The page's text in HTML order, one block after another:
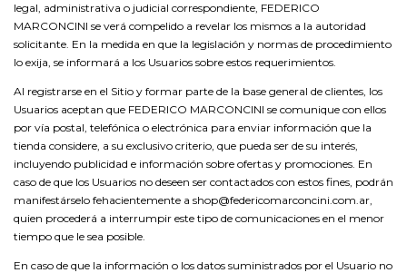
legal, administrativa o judicial correspondiente, FEDERICO
MARCONCINI se verá compelido a revelar los mismos a la autoridad
solicitante. En la medida en que la legislación y normas de procedimiento
lo exija, se informará a los Usuarios sobre estos requerimientos.
Al registrarse en el Sitio y formar parte de la base general de clientes, los
Usuarios aceptan que FEDERICO MARCONCINI se comunique con ellos
por vía postal, telefónica o electrónica para enviar información que la
tienda considere, a su exclusivo criterio, que pueda ser de su interés,
incluyendo publicidad e información sobre ofertas y promociones. En
caso de que los Usuarios no deseen ser contactados con estos fines, podrán
manifestárselo fehacientemente a shop@federicomarconcini.com.ar,
quien procederá a interrumpir este tipo de comunicaciones en el menor
tiempo que le sea posible.
En caso de que la información o los datos suministrados por el Usuario no